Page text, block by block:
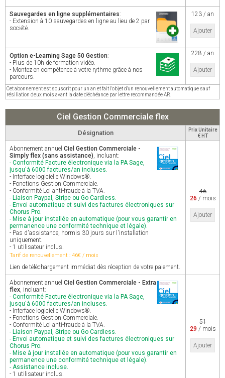
Sauvegardes en ligne supplémentaires:
- Extension à 10 sauvegardes en ligne au lieu de 2 par
société.
123 / an
Ajouter
Option e-Learning Sage 50 Gestion:
- Plus de 10h de formation vidéo.
- Montez en compétence à votre rythme grâce à nos
parcours.
228 / an
Ajouter
Cet abonnement est souscrit pour un an et fait l'objet d'un renouvellement automatique sauf
résiliation deux mois avant la date d'échéance par lettre recommandée AR.
Ciel Gestion Commerciale flex
Désignation
Prix Unitaire
€ HT
Abonnement annuel Ciel Gestion Commerciale -
Simply flex (sans assistance), incluant:
- Conformité Facture électronique via la PA Sage,
jusqu'à 6000 factures/an incluses.
- Interface logicielle Windows®.
- Fonctions Gestion Commerciale.
- Conformité Loi anti-fraude à la TVA.
- Liaison Paypal, Stripe ou Go Cardless.
- Envoi automatique et suivi des factures électroniques sur
Chorus Pro.
- Mise à jour installée en automatique (pour vous garantir en
permanence une conformité technique et légale).
- Pas d'assistance, hormis 30 jours sur l'installation
uniquement.
- 1 utilisateur inclus.
Tarif de renouvellement : 46€ / mois
Lien de téléchargement immédiat dès réception de votre paiement.
46
26 / mois
Ajouter
Abonnement annuel Ciel Gestion Commerciale - Extra
flex, incluant:
- Conformité Facture électronique via la PA Sage,
jusqu'à 6000 factures/an incluses.
- Interface logicielle Windows®.
- Fonctions Gestion Commerciale.
- Conformité Loi anti-fraude à la TVA.
- Liaison Paypal, Stripe ou Go Cardless.
- Envoi automatique et suivi des factures électroniques sur
Chorus Pro.
- Mise à jour installée en automatique (pour vous garantir en
permanence une conformité technique et légale).
- Assistance incluse.
- 1 utilisateur inclus.
51
29 / mois
Ajouter